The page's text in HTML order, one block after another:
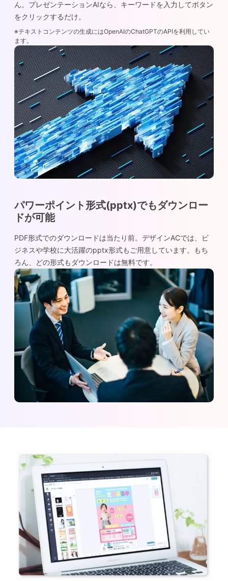
ん。プレゼンテーションAIなら、キーワードを入力してボタン
をクリックするだけ。
※テキストコンテンツの生成にはOpenAIのChatGPTのAPIを利用してい
ます。
パワーポイント形式(pptx)でもダウンロー
ドが可能
PDF形式でのダウンロードは当たり前。デザインACでは、ビ
ジネスや学校に大活躍のpptx形式もご用意しています。もち
ろん、どの形式もダウンロードは無料です。